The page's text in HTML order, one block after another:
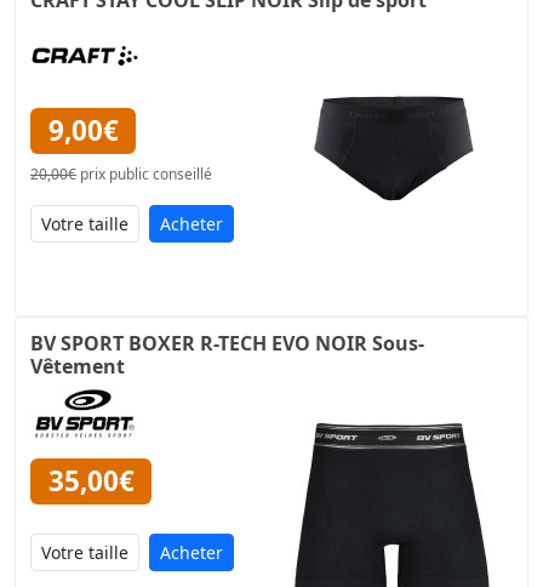
9,00€
20,00€ prix public conseillé
Acheter
BV SPORT BOXER R-TECH EVO NOIR Sous-
Vêtement
35,00€
Acheter